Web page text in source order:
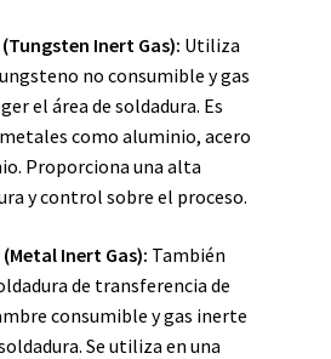
Inert Gas): Utiliza
no consumible y gas
el área de soldadura. Es
como aluminio, acero
Proporciona una alta
y control sobre el proceso.
Inert Gas): También
de transferencia de
consumible y gas inerte
Se utiliza en una